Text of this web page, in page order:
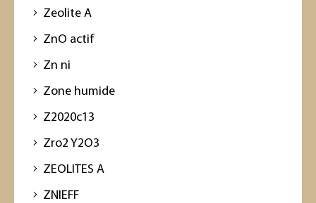
Zeolite A
ZnO actif
Zn ni
Zone humide
Z2020c13
Zro2 Y2O3
ZEOLITES A
ZNIEFF